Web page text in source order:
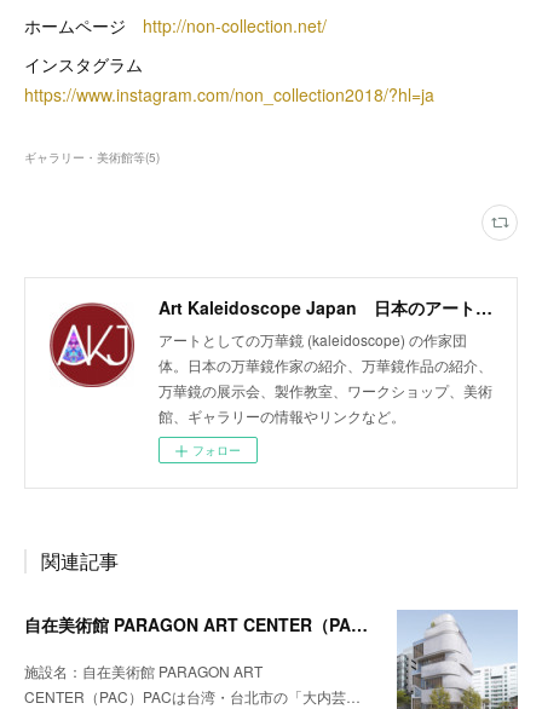
ホームページ http://non-collection.net/
インスタグラム
https://www.instagram.com/non_collection2018/?hl=ja
ギャラリー・美術館等(5)
Art Kaleidoscope Japan 日本のアート万華鏡の作家団体
アートとしての万華鏡 (kaleidoscope) の作家団
体。日本の万華鏡作家の紹介、万華鏡作品の紹介、
万華鏡の展示会、製作教室、ワークショップ、美術
館、ギャラリーの情報やリンクなど。
フォロー
関連記事
自在美術館 PARAGON ART CENTER（PAC）
施設名：自在美術館 PARAGON ART
CENTER（PAC）PACは台湾・台北市の「大内芸…